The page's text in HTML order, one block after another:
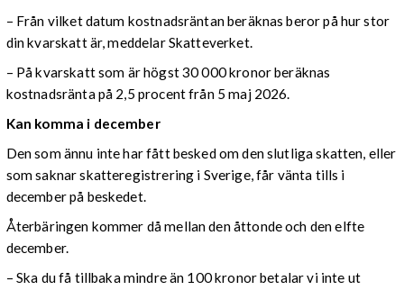
– Från vilket datum kostnadsräntan beräknas beror på hur stor
din kvarskatt är, meddelar Skatteverket.
– På kvarskatt som är högst 30 000 kronor beräknas
kostnadsränta på 2,5 procent från 5 maj 2026.
Kan komma i december
Den som ännu inte har fått besked om den slutliga skatten, eller
som saknar skatteregistrering i Sverige, får vänta tills i
december på beskedet.
Återbäringen kommer då mellan den åttonde och den elfte
december.
– Ska du få tillbaka mindre än 100 kronor betalar vi inte ut